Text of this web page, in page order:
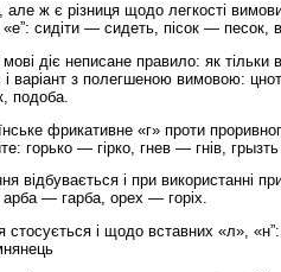
ж є різниця щодо легкості
«е”: сидіти — сидеть, пісок — песок,
мові діє неписане правило: як тільки
варіант з полегшеною вимовою:
подоба.
фрикативне «г» проти
горько — гірко, гнев — гнів,
відбувається і при використанні
— гарба, орех — горіх.
і щодо вставних «л»,